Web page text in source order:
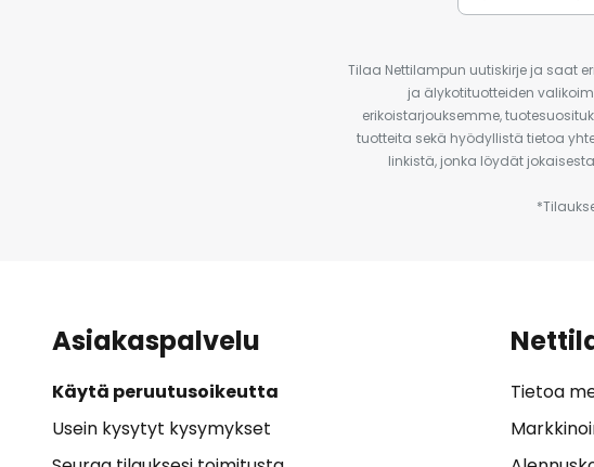
Tilaa Nettilampun uutiskirje ja saat
ja älykotituotteiden
erikoistarjouksemme,
tuotteita sekä hyödyllistä tietoa
linkistä, jonka löydät
Asiakaspalvelu
Käytä peruutusoikeutta
Usein kysytyt kysymykset
Tietoa